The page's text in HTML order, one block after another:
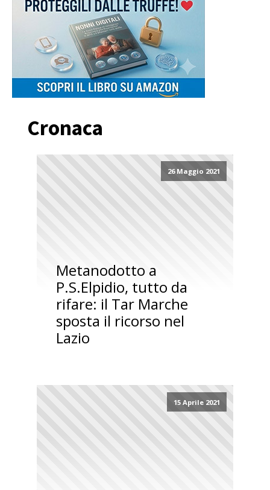
Cronaca
26 Maggio 2021
Metanodotto a
P.S.Elpidio, tutto da
rifare: il Tar Marche
sposta il ricorso nel
Lazio
15 Aprile 2021